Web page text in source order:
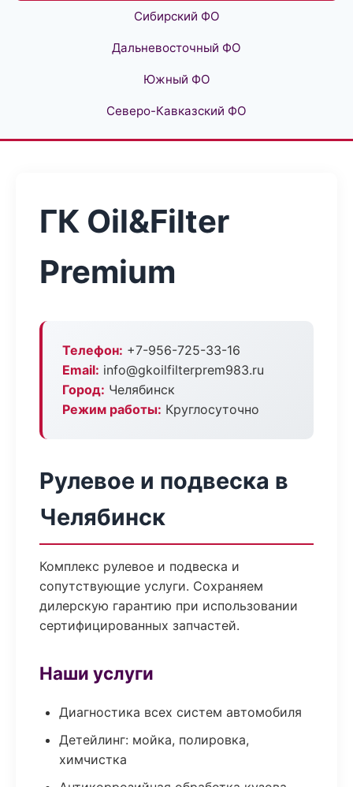
Сибирский ФО
Дальневосточный ФО
Южный ФО
Северо-Кавказский ФО
ГК Oil&Filter
Premium
Телефон: +7-956-725-33-16
Email: info@gkoilfilterprem983.ru
Город: Челябинск
Режим работы: Круглосуточно
Рулевое и подвеска в
Челябинск
Комплекс рулевое и подвеска и
сопутствующие услуги. Сохраняем
дилерскую гарантию при использовании
сертифицированных запчастей.
Наши услуги
Диагностика всех систем автомобиля
Детейлинг: мойка, полировка,
химчистка